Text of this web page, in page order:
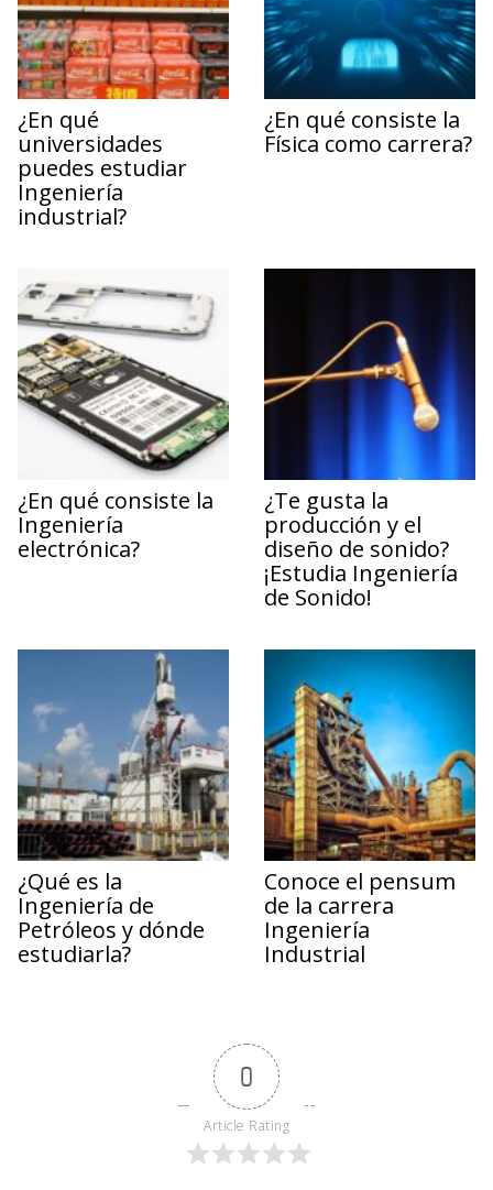
¿En qué
universidades
puedes estudiar
Ingeniería
industrial?
¿En qué consiste la
Física como carrera?
¿En qué consiste la
Ingeniería
electrónica?
¿Te gusta la
producción y el
diseño de sonido?
¡Estudia Ingeniería
de Sonido!
¿Qué es la
Ingeniería de
Petróleos y dónde
estudiarla?
Conoce el pensum
de la carrera
Ingeniería
Industrial
0
Article Rating